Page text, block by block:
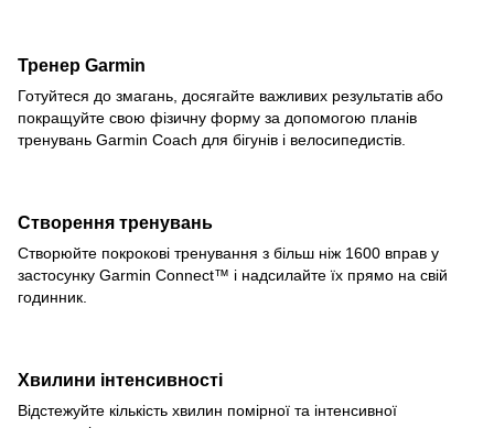
Тренер Garmin
Готуйтеся до змагань, досягайте важливих результатів або
покращуйте свою фізичну форму за допомогою планів
тренувань Garmin Coach для бігунів і велосипедистів.
Створення тренувань
Створюйте покрокові тренування з більш ніж 1600 вправ у
застосунку Garmin Connect™ і надсилайте їх прямо на свій
годинник.
Хвилини інтенсивності
Відстежуйте кількість хвилин помірної та інтенсивної